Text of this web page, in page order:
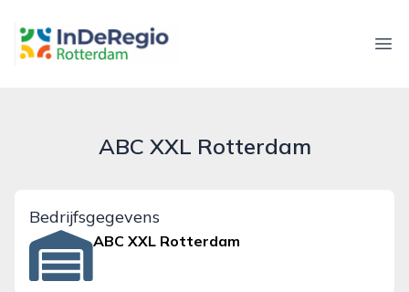
inderegiorotterdam.nl
ABC XXL Rotterdam
Bedrijfsgegevens
ABC XXL Rotterdam